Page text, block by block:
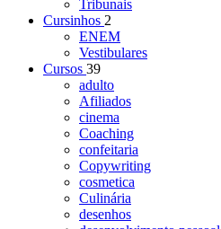
Tribunais
Cursinhos 2
ENEM
Vestibulares
Cursos 39
adulto
Afiliados
cinema
Coaching
confeitaria
Copywriting
cosmetica
Culinária
desenhos